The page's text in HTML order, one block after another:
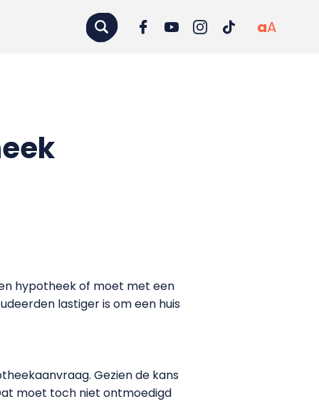
aA
hypotheek of moet met een
lastiger is om een huis
Gezien de kans
moet toch niet ontmoedigd